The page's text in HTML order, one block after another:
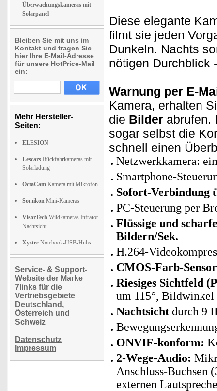
Überwachungskameras mit
Solarpanel
Bleiben Sie mit uns im
Kontakt und tragen Sie
hier Ihre E-Mail-Adresse
für unsere HotPrice-Mail
ein:
Mehr Hersteller-
Seiten:
ELESION
Lescars Rückfahrkameras mit
Solarladung
OctaCam Kamera mit Mikrofon
Somikon Mini-Kameras
VisorTech Wildkameras Infrarot-
Nachtsicht
Xystec Notebook-USB-Hubs
Service- & Support-
Website der Marke
7links für die
Vertriebsgebiete
Deutschland,
Österreich und
Schweiz
Datenschutz
Impressum
Diese elegante
filmt sie jeden
Dunkeln. Nachts
nötigen Durchblick
Warnung per E-
Kamera, erhalten
die Bilder abrufen.
sogar selbst die
schnell einen
Netzwerkkamera:
Smartphone-
Sofort-Verbindung
PC-Steuerung per
Flüssige und
Bildern/Sek.
H.264-
CMOS-Farb-
Riesiges Sichtfeld
um 115°, Bildwinkel
Nachtsicht durch 9
ONVIF-konform:
2-Wege-Audio:
Anschluss-Buchsen
externen